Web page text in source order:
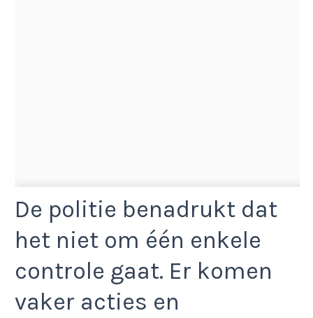
De politie benadrukt dat
het niet om één enkele
controle gaat. Er komen
vaker acties en